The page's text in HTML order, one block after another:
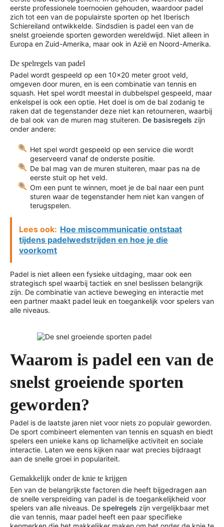
eerste professionele toernooien gehouden, waardoor padel
zich tot een van de populairste sporten op het Iberisch
Schiereiland ontwikkelde. Sindsdien is padel een van de
snelst groeiende sporten geworden wereldwijd. Niet alleen in
Europa en Zuid-Amerika, maar ook in Azië en Noord-Amerika.
De spelregels van padel
Padel wordt gespeeld op een 10x20 meter groot veld,
omgeven door muren, en is een combinatie van tennis en
squash. Het spel wordt meestal in dubbelspel gespeeld, maar
enkelspel is ook een optie. Het doel is om de bal zodanig te
raken dat de tegenstander deze niet kan retourneren, waarbij
de bal ook van de muren mag stuiteren. De basisregels zijn
onder andere:
Het spel wordt gespeeld op een service die wordt
geserveerd vanaf de onderste positie.
De bal mag van de muren stuiteren, maar pas na de
eerste stuit op het veld.
Om een punt te winnen, moet je de bal naar een punt
sturen waar de tegenstander hem niet kan vangen of
terugspelen.
Lees ook: Hoe miscommunicatie ontstaat
tijdens padelwedstrijden en hoe je die
voorkomt
Padel is niet alleen een fysieke uitdaging, maar ook een
strategisch spel waarbij tactiek en snel beslissen belangrijk
zijn. De combinatie van actieve beweging en interactie met
een partner maakt padel leuk en toegankelijk voor spelers van
alle niveaus.
Waarom is padel een van de
snelst groeiende sporten
geworden?
Padel is de laatste jaren niet voor niets zo populair geworden.
De sport combineert elementen van tennis en squash en biedt
spelers een unieke kans op lichamelijke activiteit en sociale
interactie. Laten we eens kijken naar wat precies bijdraagt
aan de snelle groei in populariteit.
Gemakkelijk onder de knie te krijgen
Een van de belangrijkste factoren die heeft bijgedragen aan
de snelle verspreiding van padel is de toegankelijkheid voor
spelers van alle niveaus. De spelregels zijn vergelijkbaar met
die van tennis, maar padel heeft een paar specifieke